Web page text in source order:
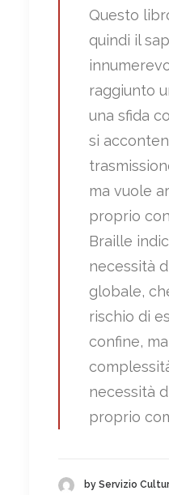
Questo
quindi il
raggiunto
una sfida
si
ma vuole
proprio
Braille
necessità
globale,
rischio di
confine,
necessità
proprio
by Servizio